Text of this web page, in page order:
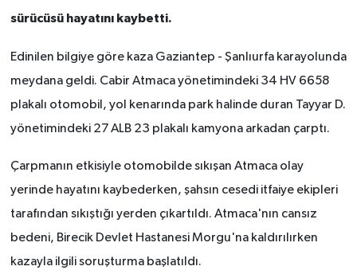
sürücüsü hayatını kaybetti.
Edinilen bilgiye göre kaza Gaziantep - Şanlıurfa karayolunda
meydana geldi. Cabir Atmaca yönetimindeki 34 HV 6658
plakalı otomobil, yol kenarında park halinde duran Tayyar D.
yönetimindeki 27 ALB 23 plakalı kamyona arkadan çarptı.
Çarpmanın etkisiyle otomobilde sıkışan Atmaca olay
yerinde hayatını kaybederken, şahsın cesedi itfaiye ekipleri
tarafından sıkıştığı yerden çıkartıldı. Atmaca'nın cansız
bedeni, Birecik Devlet Hastanesi Morgu'na kaldırılırken
kazayla ilgili soruşturma başlatıldı.